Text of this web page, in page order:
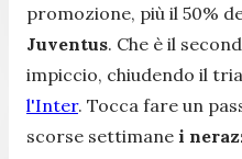
promozione, più il 50%
Juventus. Che è il
impiccio, chiudendo il
l'Inter. Tocca fare un
scorse settimane i